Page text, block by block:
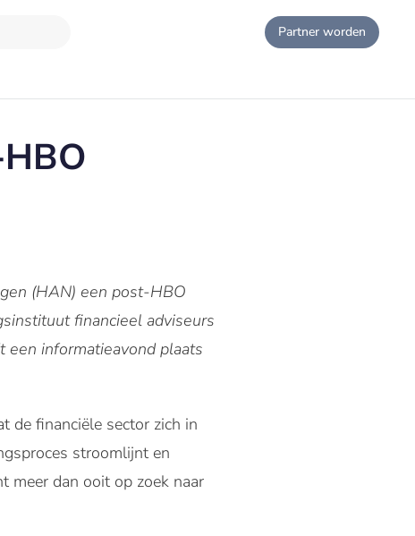
Partner worden
(HAN) een post-HBO
financieel adviseurs
informatieavond plaats
de financiële sector zich in
stroomlijnt en
meer dan ooit op zoek naar